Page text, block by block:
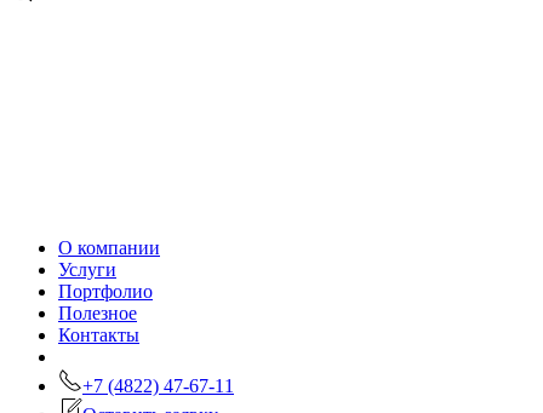
О компании
Услуги
Портфолио
Полезное
Контакты
+7 (4822) 47-67-11